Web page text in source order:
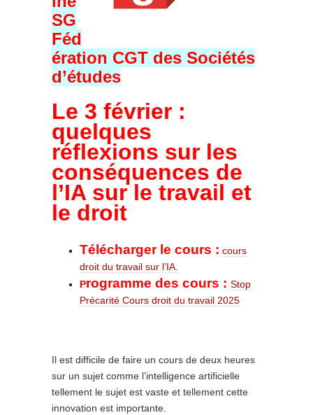
SG
Féd
ération CGT des Sociétés
d’études
Le 3 février :
quelques
réflexions sur les
conséquences de
l’IA sur le travail et
le droit
Télécharger le cours : cours
droit du travail sur l’IA.
Programme des cours : Stop
Précarité Cours droit du travail 2025
Il est difficile de faire un cours de deux heures
sur un sujet comme l’intelligence artificielle
tellement le sujet est vaste et tellement cette
innovation est importante.